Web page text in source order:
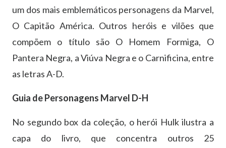
um dos mais emblemáticos personagens da Marvel,
O Capitão América. Outros heróis e vilões que
compõem o título são O Homem Formiga, O
Pantera Negra, a Viúva Negra e o Carnificina, entre
as letras A-D.
Guia de Personagens Marvel D-H
No segundo box da coleção, o herói Hulk ilustra a
capa do livro, que concentra outros 25